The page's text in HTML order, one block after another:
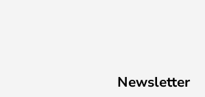
Newsletter